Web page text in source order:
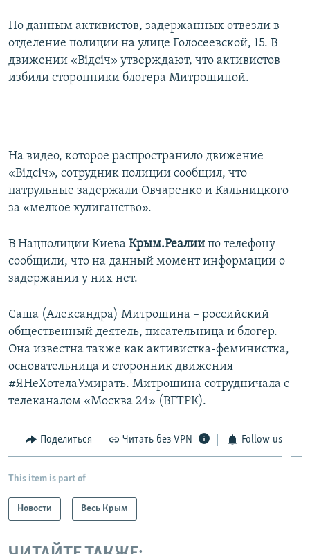
По данным активистов, задержанных отвезли в
отделение полиции на улице Голосеевской, 15. В
движении «Відсіч» утверждают, что активистов
избили сторонники блогера Митрошиной.
На видео, которое распространило движение
«Відсіч», сотрудник полиции сообщил, что
патрульные задержали Овчаренко и Кальницкого
за «мелкое хулиганство».
В Нацполиции Киева Крым.Реалии по телефону
сообщили, что на данный момент информации о
задержании у них нет.
Саша (Александра) Митрошина – российский
общественный деятель, писательница и блогер.
Она известна также как активистка-феминистка,
основательница и сторонник движения
#ЯНеХотелаУмирать. Митрошина сотрудничала с
телеканалом «Москва 24» (ВГТРК).
Поделиться Читать без VPN Follow us
This item is part of
Новости Весь Крым